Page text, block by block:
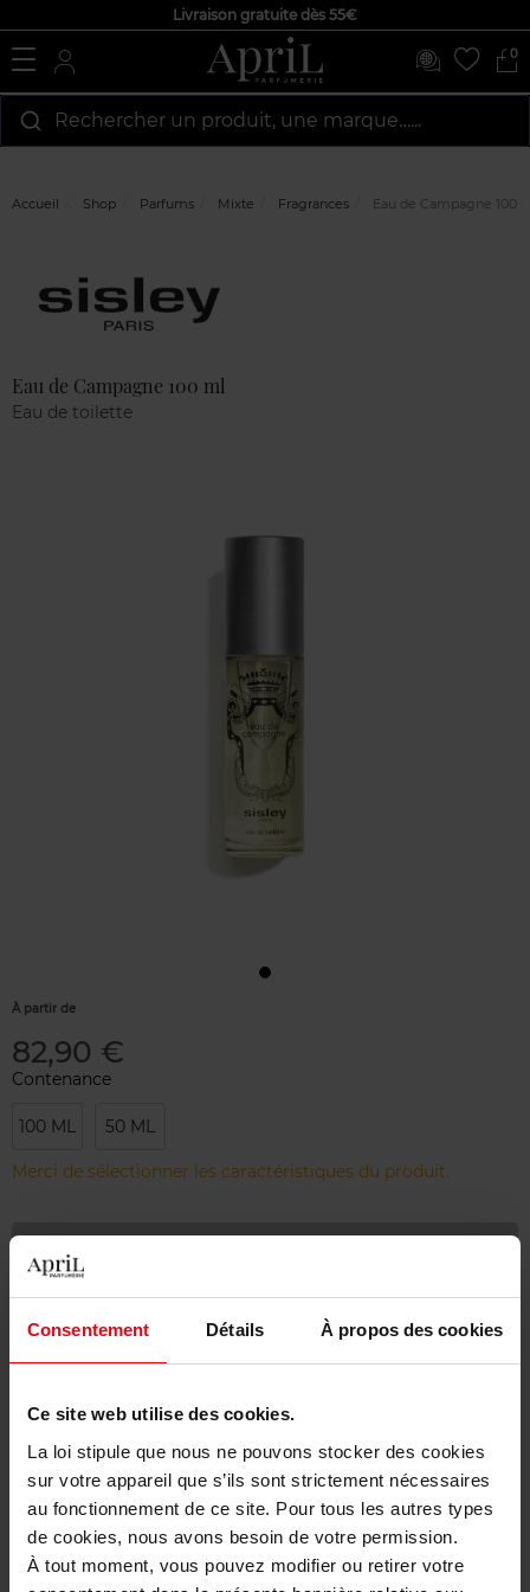
Consentement Détails À propos des cookies
Ce site web utilise des cookies.
La loi stipule que nous ne pouvons stocker des cookies
sur votre appareil que s’ils sont strictement nécessaires
au fonctionnement de ce site. Pour tous les autres types
de cookies, nous avons besoin de votre permission.
À tout moment, vous pouvez modifier ou retirer votre
Livraison gratuite dès 55€
0
Rechercher un produit, une marque…...
Accueil Shop Parfums Mixte Fragrances Eau de Campagne 100
Eau de Campagne 100 ml
Eau de toilette
À partir de
82,90 €
Contenance
100 ML 50 ML
Merci de sélectionner les caractéristiques du produit.
Livraison gratuite à partir de 55€
Description